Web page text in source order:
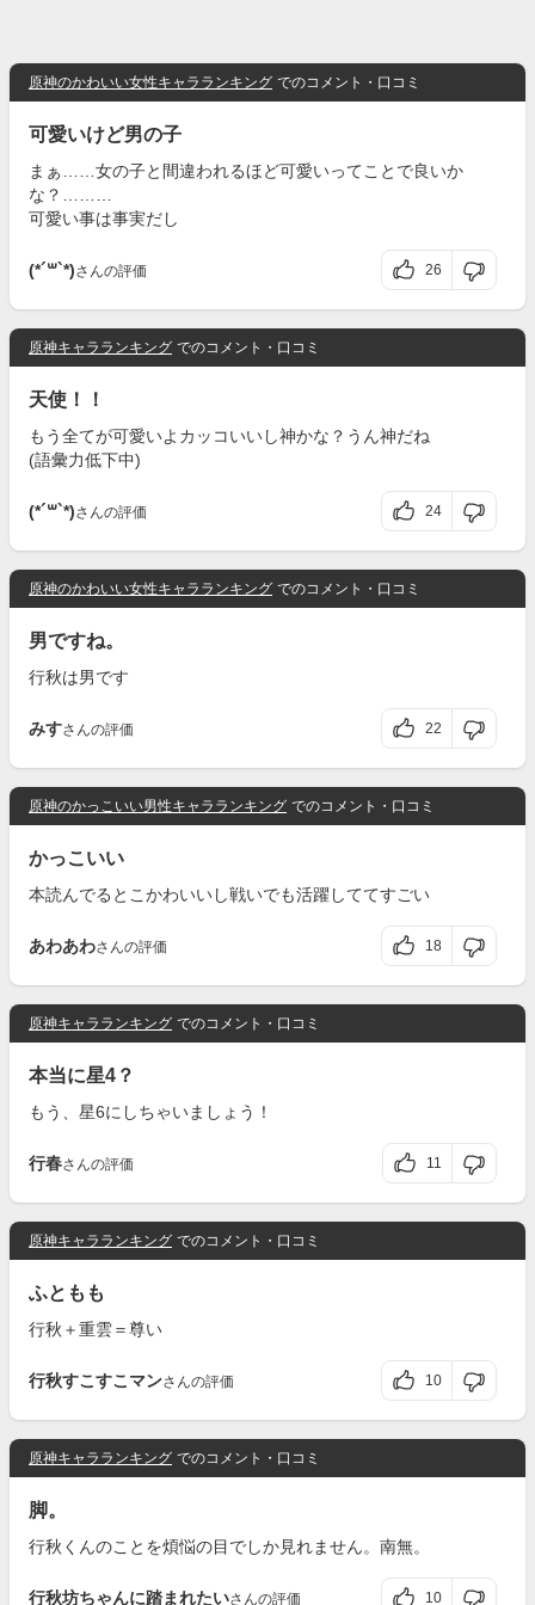
原神のかわいい女性キャラランキング でのコメント・口コミ
可愛いけど男の子
まぁ……女の子と間違われるほど可愛いってことで良いか
な？………
可愛い事は事実だし
(*´꒳`*)さんの評価 26
原神キャラランキング でのコメント・口コミ
天使！！
もう全てが可愛いよカッコいいし神かな？うん神だね
(語彙力低下中)
(*´꒳`*)さんの評価 24
原神のかわいい女性キャラランキング でのコメント・口コミ
男ですね。
行秋は男です
みすさんの評価 22
原神のかっこいい男性キャラランキング でのコメント・口コミ
かっこいい
本読んでるとこかわいいし戦いでも活躍しててすごい
あわあわさんの評価 18
原神キャラランキング でのコメント・口コミ
本当に星4？
もう、星6にしちゃいましょう！
行春さんの評価 11
原神キャラランキング でのコメント・口コミ
ふともも
行秋＋重雲＝尊い
行秋すこすこマンさんの評価 10
原神キャラランキング でのコメント・口コミ
脚。
行秋くんのことを煩悩の目でしか見れません。南無。
行秋坊ちゃんに踏まれたいさんの評価 10